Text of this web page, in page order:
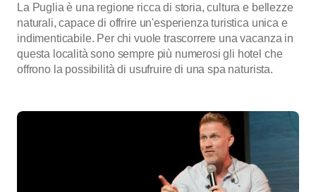
La Puglia è una regione ricca di storia, cultura e bellezze
naturali, capace di offrire un'esperienza turistica unica e
indimenticabile. Per chi vuole trascorrere una vacanza in
questa località sono sempre più numerosi gli hotel che
offrono la possibilità di usufruire di una spa naturista.